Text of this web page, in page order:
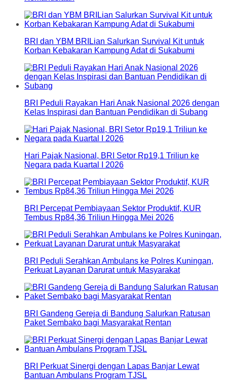
BRI dan YBM BRILian Salurkan Survival Kit untuk
Korban Kebakaran Kampung Adat di Sukabumi
BRI Peduli Rayakan Hari Anak Nasional 2026 dengan
Kelas Inspirasi dan Bantuan Pendidikan di Subang
Hari Pajak Nasional, BRI Setor Rp19,1 Triliun ke
Negara pada Kuartal I 2026
BRI Percepat Pembiayaan Sektor Produktif, KUR
Tembus Rp84,36 Triliun Hingga Mei 2026
BRI Peduli Serahkan Ambulans ke Polres Kuningan,
Perkuat Layanan Darurat untuk Masyarakat
BRI Gandeng Gereja di Bandung Salurkan Ratusan
Paket Sembako bagi Masyarakat Rentan
BRI Perkuat Sinergi dengan Lapas Banjar Lewat
Bantuan Ambulans Program TJSL